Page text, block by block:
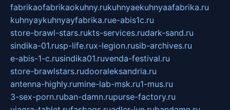
fabrikaofabrikaokuhny.rukuhnyaekuhnyaafabrika.ru
kuhnyaykuhnyayfabrika.rue-abis1c.ru
store-brawl-stars.rukts-services.rudark-sand.ru
sindika-01.rusp-life.rux-legion.rusib-archives.ru
e-abis-1-c.rusindika01.ruvenda-festival.ru
store-brawlstars.rudooraleksandria.ru
antenna-highly.rumine-lab-msk.ru1-mus.ru
3-sex-porn.ruban-damn.rupurse-factory.ru